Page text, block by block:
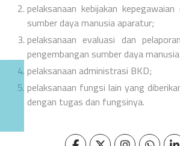
pelaksanaan kebijakan
sumber daya manusia aparatur;
pelaksanaan evaluasi dan
pengembangan sumber daya
pelaksanaan administrasi BKD;
pelaksanaan fungsi lain yang
dengan tugas dan fungsinya.